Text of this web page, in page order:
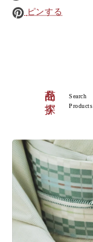
ピンする
商品を探す
Search
Products